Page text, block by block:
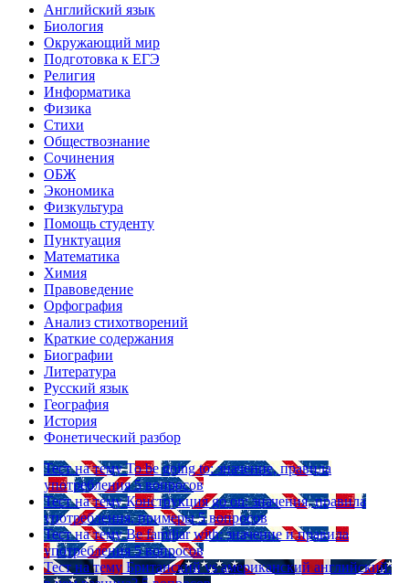
Английский язык
Биология
Окружающий мир
Подготовка к ЕГЭ
Религия
Информатика
Физика
Стихи
Обществознание
Сочинения
ОБЖ
Экономика
Физкультура
Помощь студенту
Пунктуация
Математика
Химия
Правоведение
Орфография
Анализ стихотворений
Краткие содержания
Биографии
Литература
Русский язык
География
История
Фонетический разбор
Тест на тему To be going to: значение, правила
употребления 5 вопросов
Тест на тему Конструкция go on: значения, правила
употребления, примеры 5 вопросов
Тест на тему Be familiar with: значение и правила
употребления 5 вопросов
Тест на тему Британский vs американский английский: